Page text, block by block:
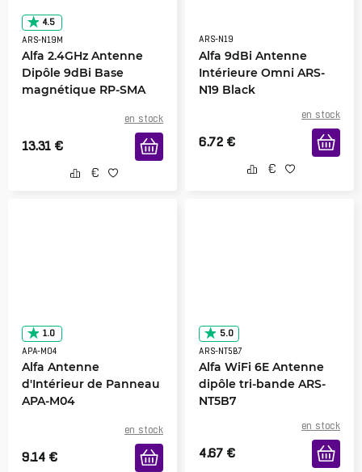
4.5
ARS-N19M
Alfa 2.4GHz Antenne
Dipôle 9dBi Base
magnétique RP-SMA
en stock
13.31 €
ARS-N19
Alfa 9dBi Antenne
Intérieure Omni ARS-
N19 Black
en stock
6.72 €
1.0
APA-M04
Alfa Antenne
d'Intérieur de Panneau
APA-M04
en stock
9.14 €
5.0
ARS-NT5B7
Alfa WiFi 6E Antenne
dipôle tri-bande ARS-
NT5B7
en stock
4.67 €